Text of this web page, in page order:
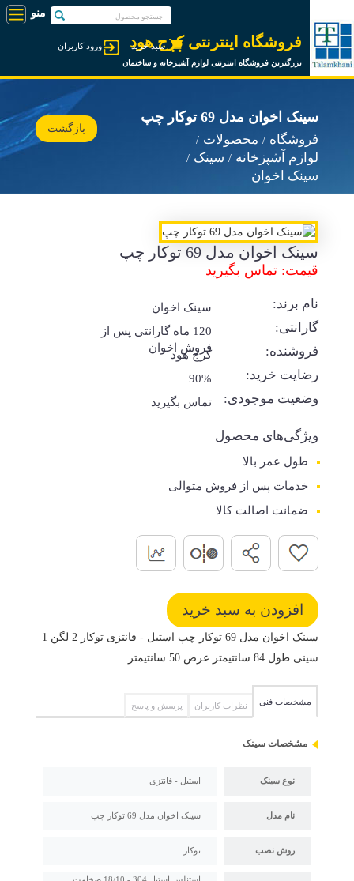
فروشگاه اینترنتی کرج هود
بزرگترین فروشگاه اینترنتی لوازم آشپزخانه و ساختمان
ورود کاربران سبد خرید
سینک اخوان مدل 69 توکار چپ
فروشگاه
محصولات
لوازم آشپزخانه
سینک
سینک اخوان
بازگشت
سینک اخوان مدل 69 توکار چپ
قیمت: تماس بگیرید
نام برند: سینک اخوان
گارانتی:
120 ماه گارانتی پس از
فروش اخوان
فروشنده: کرج هود
رضایت خرید: 90%
وضعیت موجودی: تماس بگیرید
ویژگی‌های محصول
طول عمر بالا
خدمات پس از فروش متوالی
ضمانت اصالت کالا
سینک اخوان مدل 69 توکار چپ استیل - فانتزی توکار 2 لگن 1
سینی طول 84 سانتیمتر عرض 50 سانتیمتر
مشخصات فنی نظرات کاربران پرسش و پاسخ
مشخصات سینک
نوع سینک استیل - فانتزی
نام مدل سینک اخوان مدل 69 توکار چپ
روش نصب توکار